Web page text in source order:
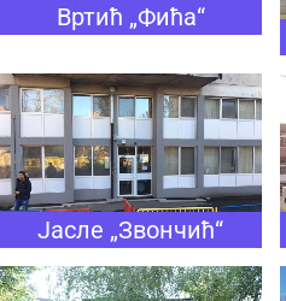
Вртић „Фића“
Јасле „Звончић“